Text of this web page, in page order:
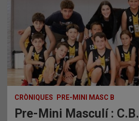
CRÒNIQUES PRE-MINI MASC B
Pre-Mini Masculí : C.B.